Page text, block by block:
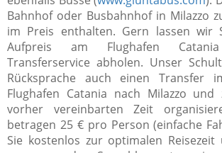
Bahnhof oder Busbahnhof in Milazzo
im Preis enthalten. Gern lassen wir
Aufpreis am Flughafen
Transferservice abholen. Unser
Rücksprache auch einen Transfer
Flughafen Catania nach Milazzo
vorher vereinbarten Zeit
betragen 25 € pro Person (einfache
Sie kostenlos zur optimalen Reisezeit